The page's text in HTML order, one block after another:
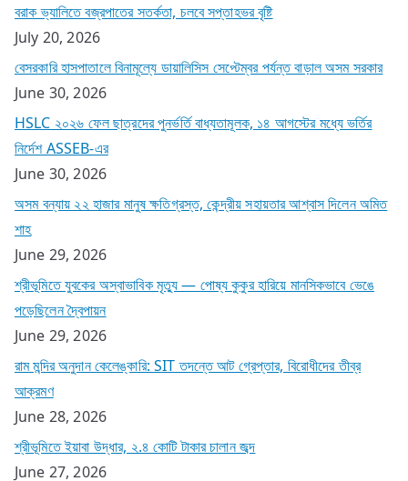
বরাক ভ্যালিতে বজ্রপাতের সতর্কতা, চলবে সপ্তাহভর বৃষ্টি
July 20, 2026
বেসরকারি হাসপাতালে বিনামূল্যে ডায়ালিসিস সেপ্টেম্বর পর্যন্ত বাড়াল অসম সরকার
June 30, 2026
HSLC ২০২৬ ফেল ছাত্রদের পুনর্ভর্তি বাধ্যতামূলক, ১৪ আগস্টের মধ্যে ভর্তির
নির্দেশ ASSEB-এর
June 30, 2026
অসম বন্যায় ২২ হাজার মানুষ ক্ষতিগ্রস্ত, কেন্দ্রীয় সহায়তার আশ্বাস দিলেন অমিত
শাহ
June 29, 2026
শ্রীভূমিতে যুবকের অস্বাভাবিক মৃত্যু — পোষ্য কুকুর হারিয়ে মানসিকভাবে ভেঙে
পড়েছিলেন দ্বৈপায়ন
June 29, 2026
রাম মন্দির অনুদান কেলেঙ্কারি: SIT তদন্তে আট গ্রেপ্তার, বিরোধীদের তীব্র
আক্রমণ
June 28, 2026
শ্রীভূমিতে ইয়াবা উদ্ধার, ২.৪ কোটি টাকার চালান জব্দ
June 27, 2026